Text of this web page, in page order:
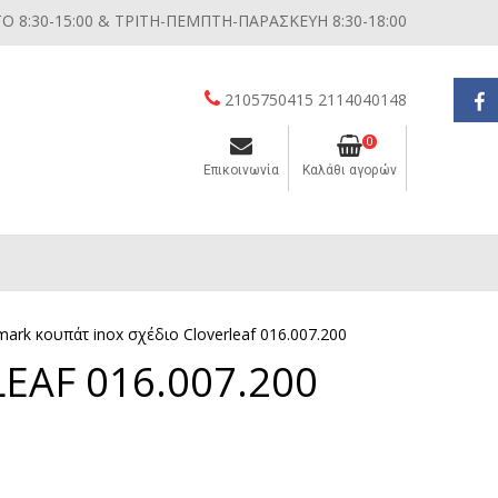
8:30-15:00 & ΤΡΙΤΗ-ΠΕΜΠΤΗ-ΠΑΡΑΣΚΕΥΗ 8:30-18:00
2105750415 2114040148
Επικοινωνία
0
Καλάθι αγορών
κουπάτ inox σχέδιο Cloverleaf 016.007.200
016.007.200